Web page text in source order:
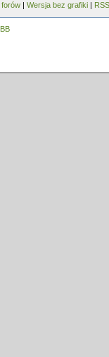
| Wersja bez grafiki | RSS